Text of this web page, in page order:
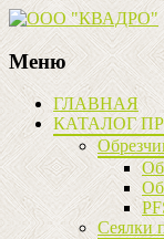
Меню
НаверхГЛАВНАЯ
КАТАЛОГ
Сеялки